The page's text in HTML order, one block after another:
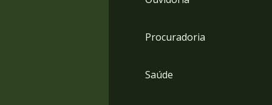
Procuradoria
Saúde